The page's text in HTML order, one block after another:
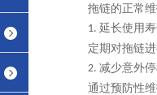
拖链的正常
1. 延长使用
定期对拖链
2. 减少意外
通过预防性